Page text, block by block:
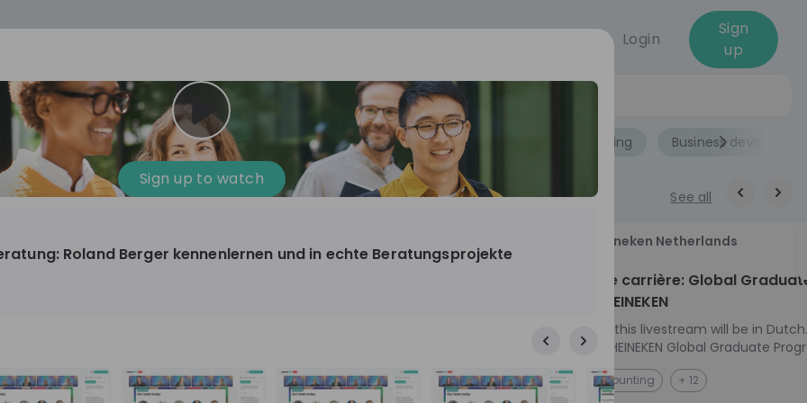
Login
Sign
up
Company culture Day in the life Events Jobs Accounting Business
See all
12
Program
States
and creating lasting
Explorers
+ 13
18
aug
discover how Sunrise is shaping the future
through innovation. Hear directly from one of
EN Information technology
Heineken Netherlands
Kickstart je carrière: Global
Program HEINEKEN
Please note: this livestream will be in Dutch.
Ontdek het HEINEKEN Global Graduate
Jouw Wereldwijde Carrière Start Hier! 🌍 Ben jij
klaar voor een avontuur dat jouw carrière
NL Accounting + 12
Sign up to watch
Roland Berger kennenlernen und in echte Beratungsprojekte